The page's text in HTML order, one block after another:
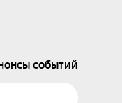
событий